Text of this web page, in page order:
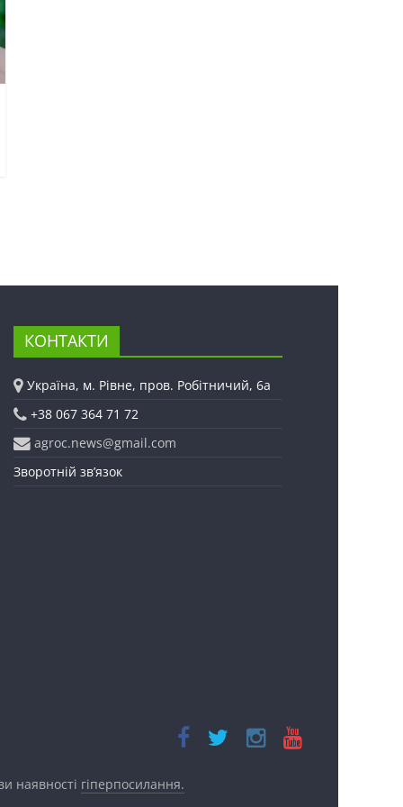
КОНТАКТИ
Україна, м. Рівне, пров. Робітничий, 6а
+38 067 364 71 72
agroc.news@gmail.com
Зворотній зв’язок
наявності гіперпосилання.